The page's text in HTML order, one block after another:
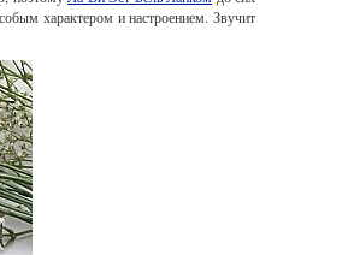
характером и настроением. Звучит